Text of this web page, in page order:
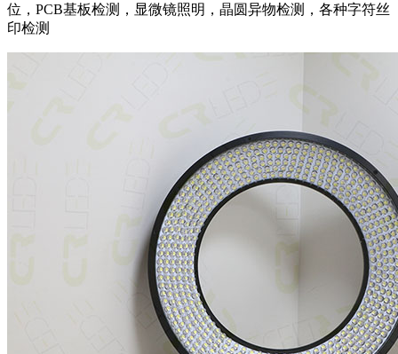
位，PCB基板检测，显微镜照明，晶圆异物检测，各种字符丝
印检测